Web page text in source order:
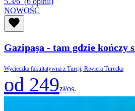
NOWOŚĆ
Gazipaşa - tam gdzie kończy
Wycieczka fakultatywna z Turcji, Riwiera Turecka
od 249zł/os.